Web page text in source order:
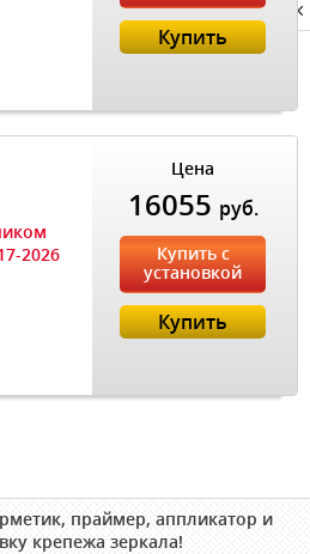
Купить
2026
Цена
16055 руб.
Купить с
установкой
Купить
праймер, аппликатор и
крепежа зеркала!
Privacy notice